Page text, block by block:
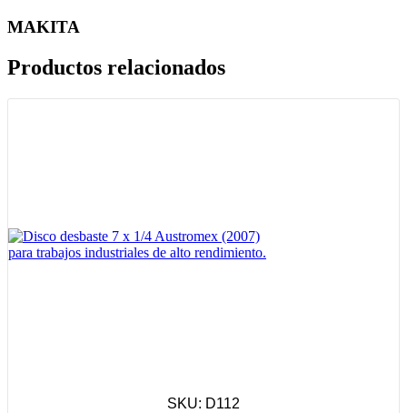
MAKITA
Productos relacionados
SKU: D112